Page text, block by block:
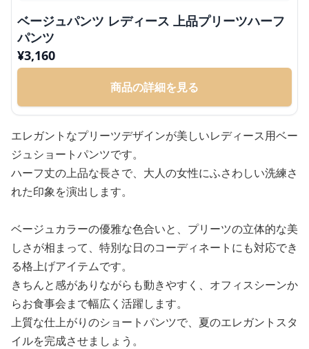
ベージュパンツ レディース 上品プリーツハーフ
パンツ
¥3,160
商品の詳細を見る
エレガントなプリーツデザインが美しいレディース用ベー
ジュショートパンツです。
ハーフ丈の上品な長さで、大人の女性にふさわしい洗練さ
れた印象を演出します。
ベージュカラーの優雅な色合いと、プリーツの立体的な美
しさが相まって、特別な日のコーディネートにも対応でき
る格上げアイテムです。
きちんと感がありながらも動きやすく、オフィスシーンか
らお食事会まで幅広く活躍します。
上質な仕上がりのショートパンツで、夏のエレガントスタ
イルを完成させましょう。